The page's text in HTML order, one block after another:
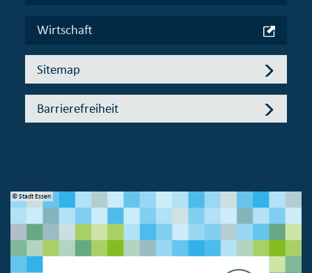
Wirtschaft
Sitemap
Barrierefreiheit
© Stadt Essen